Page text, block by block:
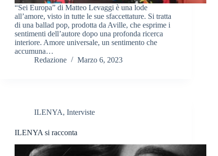
“Sei Europa” di Matteo Levaggi è una lode
all’amore, visto in tutte le sue sfaccettature. Si tratta
di una ballad pop, prodotta da Aville, che esprime i
sentimenti dell’autore dopo una profonda ricerca
interiore. Amore universale, un sentimento che
accumuna…
Redazione
Marzo 6, 2023
ILENYA, Interviste
ILENYA si racconta